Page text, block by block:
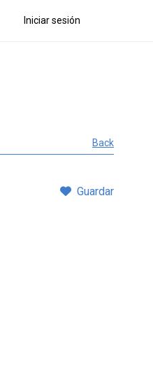
Iniciar sesión
Back
Guardar